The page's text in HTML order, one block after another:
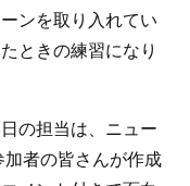
ンを取り入れてい
ときの練習になり
の担当は、ニュー
者の皆さんが作成